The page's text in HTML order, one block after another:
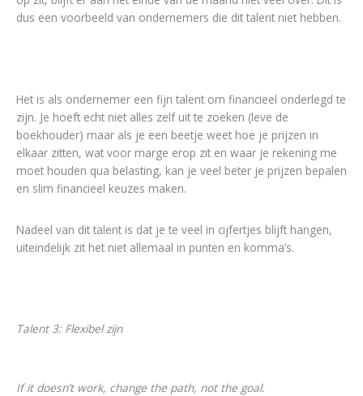
dus een voorbeeld van ondernemers die dit talent niet hebben.
Het is als ondernemer een fijn talent om financieel onderlegd te
zijn. Je hoeft echt niet alles zelf uit te zoeken (leve de
boekhouder) maar als je een beetje weet hoe je prijzen in
elkaar zitten, wat voor marge erop zit en waar je rekening me
moet houden qua belasting, kan je veel beter je prijzen bepalen
en slim financieel keuzes maken.
Nadeel van dit talent is dat je te veel in cijfertjes blijft hangen,
uiteindelijk zit het niet allemaal in punten en komma’s.
Talent 3: Flexibel zijn
If it doesn’t work, change the path, not the goal.